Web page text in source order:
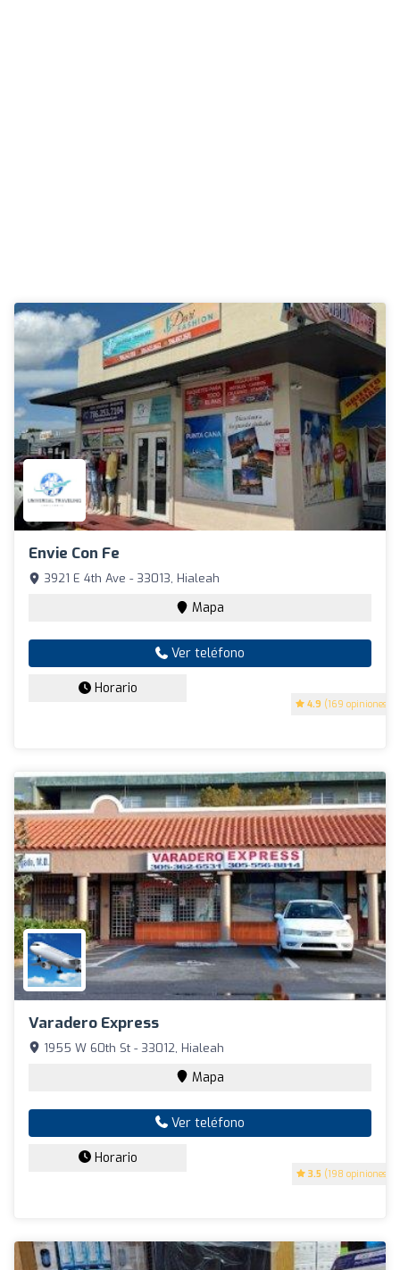
Envie Con Fe
4.9 (169 opiniones)
3921 E 4th Ave - 33013, Hialeah
Mapa
Ver teléfono
Horario
Varadero Express
3.5 (198 opiniones)
1955 W 60th St - 33012, Hialeah
Mapa
Ver teléfono
Horario